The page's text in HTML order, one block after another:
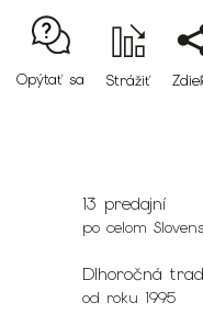
Opýtať sa Strážiť
13 predajní
po celom
Dlhoročná
od roku 1995